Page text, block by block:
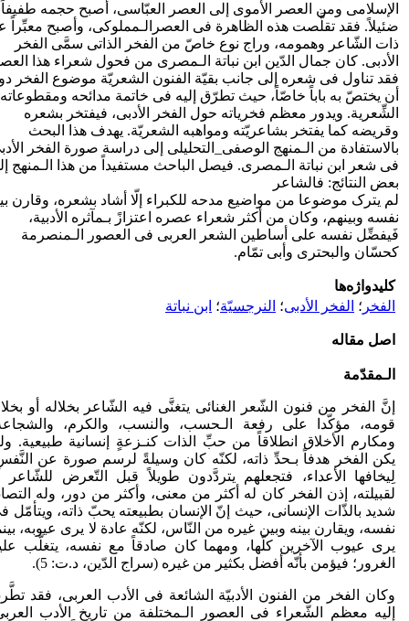
الإسلامی ومن العصر الأموی إلی العصر العبّاسی، أصبح حجمه طفیفاً
ضئیلاً. فقد تقلَّصت هذه الظاهرة فی العصرالـمملوکی، وأصبح معبِّراً
ذات الشّاعر وهمومه، وراج نوع خاصّ من الفخر الذاتی سمَّی الفخر
الأدبی. کان جمال الدّین ابن نباتة الـمصری من فحول شعراء هذا
فقد تناول فی شعره إلی جانب بقیّة الفنون الشعریّة موضوع الفخر
أن یختصّ به باباً خاصّاً، حیث تطرّق إلیه فی خاتمة مدائحه ومقطوعاته
الشِّعریة. ویدور معظم فخریاته حول الفخر الأدبی، فیفتخر بشعره
وقریضه کما یفتخر بشاعریّته ومواهبه الشعریّة. یهدف هذا البحث
بالاستفادة من الـمنهج الوصفی_التحلیلی إلی دراسة صورة الفخر
فی شعر ابن نباتة الـمصری. فیصل الباحث مستفیداً من هذا الـمنهج
بعض النتائج: فالشاعر
لم یترک موضوعا من مواضیع مدحه للکبراء إلّا أشاد بشعره، وقارن
نفسه وبینهم، وکان من أکثر شعراء عصره اعتزازً بـمآثره الأدبیة،
فَیفضِّل نفسه علی أساطین الشعر العربی فی العصور الـمنصرمة
کحسّان والبحتری وأبی تمّام.
کلیدواژه‌ها
الفخر ؛ الفخر الأدبی؛ النرجسیّة؛ ابن نباتة
اصل مقاله
الـمقدّمة
إنَّ الفخر من فنون الشّعر الغنائی یتغنَّی فیه الشّاعر بخلاله أو
قومه، مؤکّدا علی رفعة الـحسب، والنسب، والکرم،
ومکارم الأخلاق انطلاقاً من حبِّ الذات کنـزعةٍ إنسانیة طبیعیة.
یکن الفخر هدفاً بـحدِّ ذاته، لکنّه کان وسیلةً لرسم صورة عن
لِیخافها الأعداء، فتجعلهم یتردَّ­دون طویلاً قبل التّعرض للشّاعر
لقبیلته، إذن الفخر کان له أکثر من معنی، وأکثر من دور، وله
شدید بالذّات الإنسانی، حیث إنّ الإنسان بطبیعته یحبّ ذاته، ویتأمّل
نفسه، ویقارن بینه وبین غیره من النّاس، لکنّه عادة لا یری عیوبه،
یری عیوب الآخرین کلّها، ومهما کان صادقاً مع نفسه، یتغلّب
الغرور؛ فیؤمن بأنّه أفضل بکثیر من غیره (سراج الدّین، د.ت: 5).
وکان الفخر من الفنون الأدبیّة الشائعة فی الأدب العربی، فقد
إلیه معظم الشّعراء فی العصور الـمختلفة من تاریخ الأدب